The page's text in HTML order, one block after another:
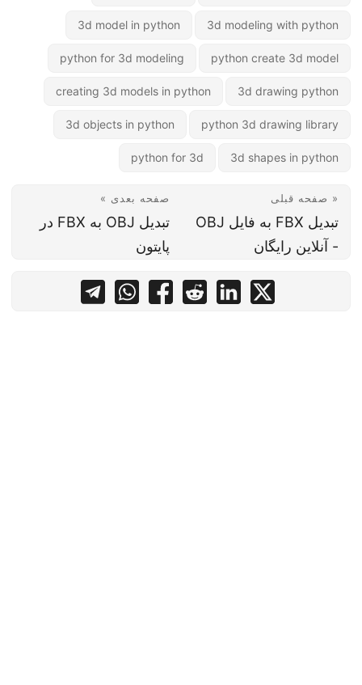
3d modeling with python
3d model in python
python create 3d model
python for 3d modeling
3d drawing python
creating 3d models in python
python 3d drawing library
3d objects in python
3d shapes in python
python for 3d
« صفحه قبلی
تبدیل FBX به فایل OBJ
- آنلاین رایگان
صفحه بعدی »
تبدیل OBJ به FBX در
پایتون